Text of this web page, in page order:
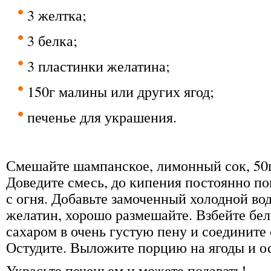
3 желтка;
3 белка;
3 пластинки желатина;
150г малины или других ягод;
печенье для украшения.
Смешайте шампанское, лимонный сок,
Доведите смесь, до кипения постоянно
с огня. Добавьте замоченный холодной
желатин, хорошо размешайте. Взбейте
сахаром в очень густую пену и
Остудите. Выложите порцию на ягоды и